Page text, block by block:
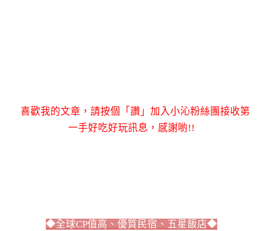
喜歡我的文章，請按個「讚」加入小沁粉絲團接收第
一手好吃好玩訊息，感謝喲!!
◆全球CP值高、優質民宿、五星飯店◆